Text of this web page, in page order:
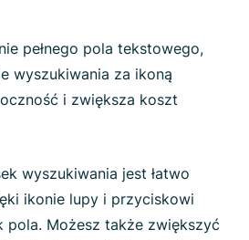
pełnego pola tekstowego,
wyszukiwania za ikoną
i zwiększa koszt
wyszukiwania jest łatwo
ikonie lupy i przyciskowi
pola. Możesz także zwiększyć